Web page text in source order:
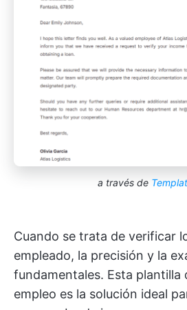
a través de
Cuando se trata de verificar
empleado, la precisión y la
fundamentales. Esta plantilla
empleo es la solución ideal